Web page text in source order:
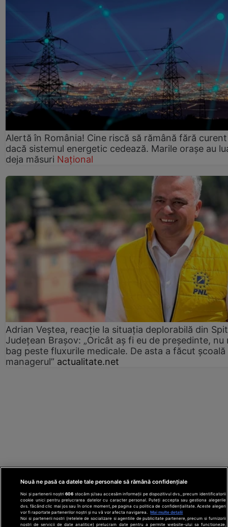
Alertă în România! Cine riscă să rămână fără curent
dacă sistemul energetic cedează. Marile orașe au
deja măsuri Național
Adrian Veștea, reacție la situația deplorabilă din
Județean Brașov: „Oricât aș fi eu de președinte, nu
bag peste fluxurile medicale. De asta a făcut școală
managerul” actualitate.net
Nouă ne pasă ca datele tale personale să rămână confidențiale
Noi și partenerii noștri606 stocăm și/sau accesăm informații pe dispozitivul dvs., precum identificatorii
cookie unici pentru prelucrarea datelor cu caracter personal. Puteți accepta sau gestiona alegerile
dvs. făcând clic mai jos sau în orice moment, pe pagina cu politica de confidențialitate. Aceste alegeri
vor fi raportate partenerilor noștri și nu vă vor afecta navigarea.
Mai multe detalii
Noi si partenerii nostri (retelele de socializare si agentiile de publicitate partenere, precum si furnizorii
nostri de servicii de date analitice) prelucram date pentru a permite website-ului sa functioneze,